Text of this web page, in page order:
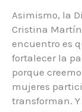
Asimismo, la
Cristina
encuentro es
fortalecer la
porque
mujeres
transforman.